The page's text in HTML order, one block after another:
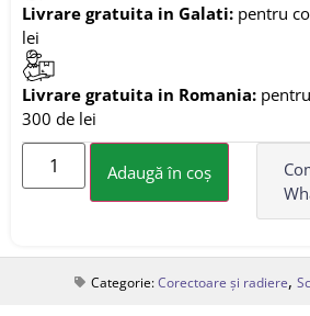
Livrare gratuita in Galati: pentru
lei
Livrare gratuita in Romania:
300 de lei
Adaugă în coș
Categorie:Corectoare și radiere,